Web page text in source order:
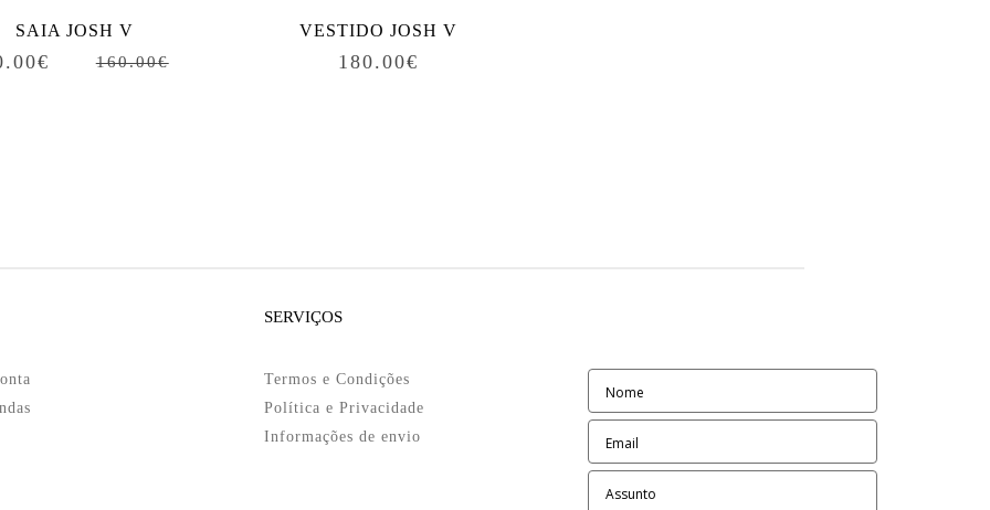
SAIA JOSH V
160.00€
€
VESTIDO JOSH V
180.00€
SERVIÇOS
Termos e Condições
Política e Privacidade
Informações de envio